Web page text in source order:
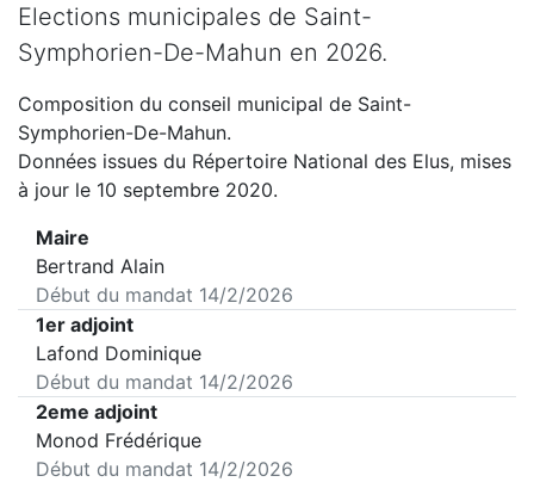
Elections municipales de Saint-
Symphorien-De-Mahun en 2026.
Composition du conseil municipal de Saint-
Symphorien-De-Mahun.
Données issues du Répertoire National des Elus, mises
à jour le 10 septembre 2020.
Maire
Bertrand Alain
Début du mandat 14/2/2026
1er adjoint
Lafond Dominique
Début du mandat 14/2/2026
2eme adjoint
Monod Frédérique
Début du mandat 14/2/2026